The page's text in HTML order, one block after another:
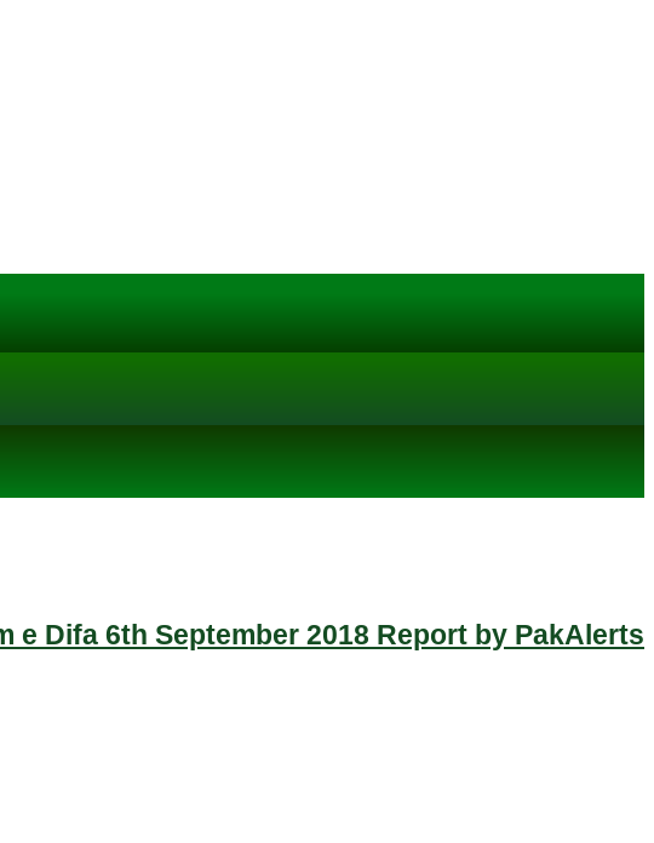
e Difa 6th September 2018 Report by PakAlerts